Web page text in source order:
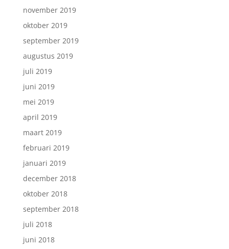
november 2019
oktober 2019
september 2019
augustus 2019
juli 2019
juni 2019
mei 2019
april 2019
maart 2019
februari 2019
januari 2019
december 2018
oktober 2018
september 2018
juli 2018
juni 2018